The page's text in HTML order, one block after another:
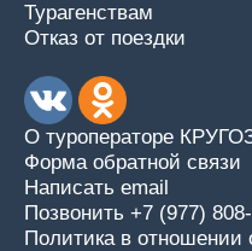
Турагенствам
Отказ от поездки
О туроператоре
Форма обратной связи
Написать email
Позвонить +7 (977)
Политика в отношении